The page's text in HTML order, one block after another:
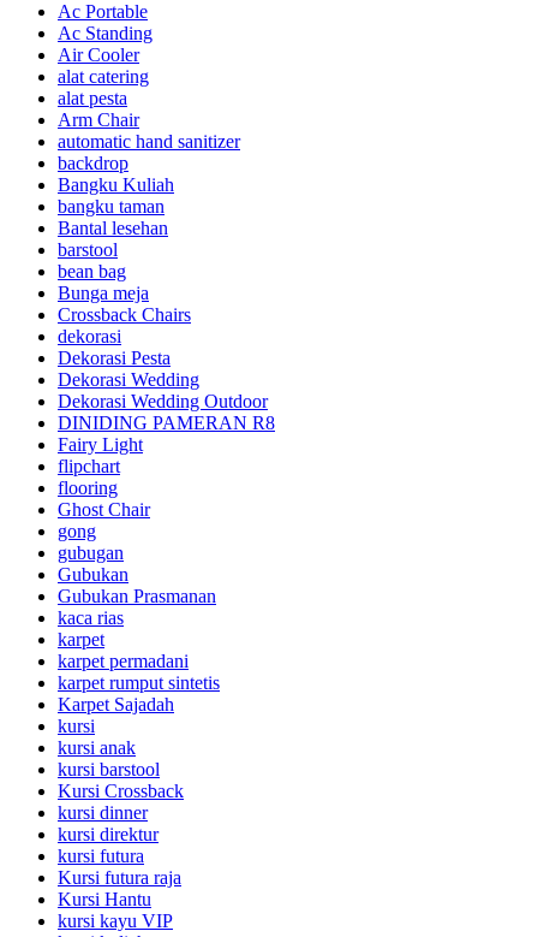
Ac Portable
Ac Standing
Air Cooler
alat catering
alat pesta
Arm Chair
automatic hand sanitizer
backdrop
Bangku Kuliah
bangku taman
Bantal lesehan
barstool
bean bag
Bunga meja
Crossback Chairs
dekorasi
Dekorasi Pesta
Dekorasi Wedding
Dekorasi Wedding Outdoor
DINIDING PAMERAN R8
Fairy Light
flipchart
flooring
Ghost Chair
gong
gubugan
Gubukan
Gubukan Prasmanan
kaca rias
karpet
karpet permadani
karpet rumput sintetis
Karpet Sajadah
kursi
kursi anak
kursi barstool
Kursi Crossback
kursi dinner
kursi direktur
kursi futura
Kursi futura raja
Kursi Hantu
kursi kayu VIP